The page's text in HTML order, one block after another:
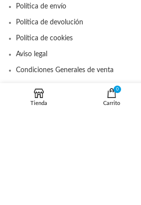
Política de envío
Política de devolución
Política de cookies
Aviso legal
Condiciones Generales de venta
DISTRIBUIDOR OFICIAL
Tienda
0
Carrito